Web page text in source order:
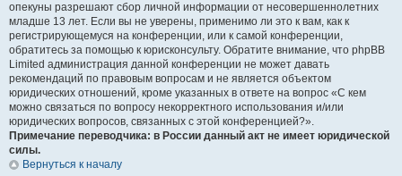
опекуны разрешают сбор личной информации от несовершеннолетних
младше 13 лет. Если вы не уверены, применимо ли это к вам, как к
регистрирующемуся на конференции, или к самой конференции,
обратитесь за помощью к юрисконсульту. Обратите внимание, что phpBB
Limited администрация данной конференции не может давать
рекомендаций по правовым вопросам и не является объектом
юридических отношений, кроме указанных в ответе на вопрос «С кем
можно связаться по вопросу некорректного использования и/или
юридических вопросов, связанных с этой конференцией?».
Примечание переводчика: в России данный акт не имеет юридической
силы.
Вернуться к началу